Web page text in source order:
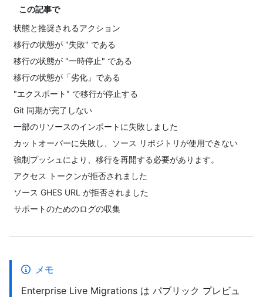
この記事で
状態と推奨されるアクション
移行の状態が "失敗" である
移行の状態が "一時停止" である
移行の状態が「劣化」である
"エクスポート" で移行が停止する
Git 同期が完了しない
一部のリソースのインポートに失敗しました
カットオーバーに失敗し、ソース リポジトリが使用できない
強制プッシュにより、移行を再開する必要があります。
アクセス トークンが拒否されました
ソース GHES URL が拒否されました
サポートのためのログの収集
メモ
Enterprise Live Migrations は パブリック プレビュ